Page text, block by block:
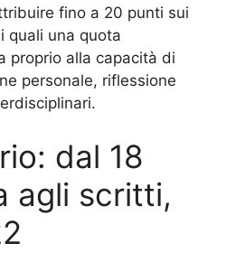
fino a 20 punti sui
quali una quota
proprio alla capacità di
personale, riflessione
dal 18
agli scritti,